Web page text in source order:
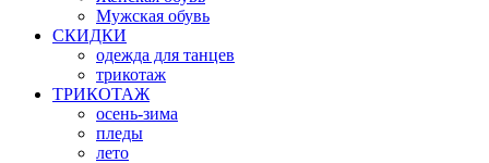
Мужская обувь
СКИДКИ
одежда для танцев
трикотаж
ТРИКОТАЖ
осень-зима
пледы
лето